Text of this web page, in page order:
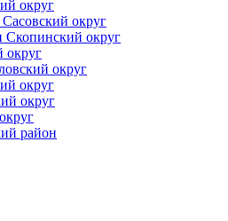
округ
округ
Скопинский округ
округ
округ
округ
округ
район